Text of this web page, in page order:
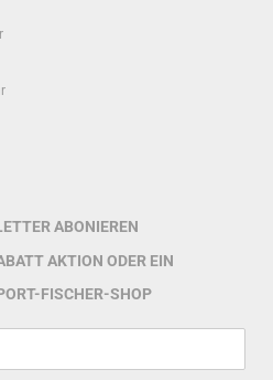
ABONIEREN
AKTION ODER EIN
FISCHER-SHOP